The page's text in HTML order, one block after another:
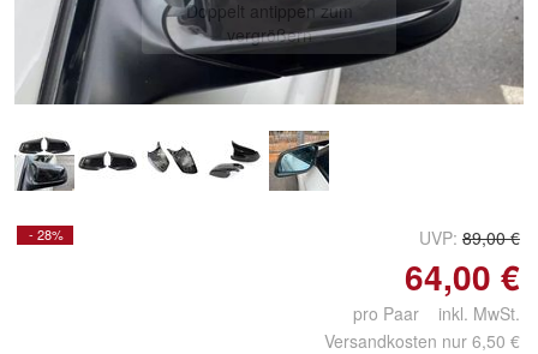
Doppelt antippen zum
vergrößern
- 28% UVP: 89,00 €
64,00 €
pro Paar inkl. MwSt.
Versandkosten nur 6,50 €